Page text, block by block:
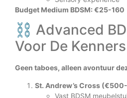
Budget Medium BDSM: €25-160
⛓️ Advanced
Voor De Kenners
Geen taboes, alleen avontuur
St. Andrew’s Cross
Vast BDSM